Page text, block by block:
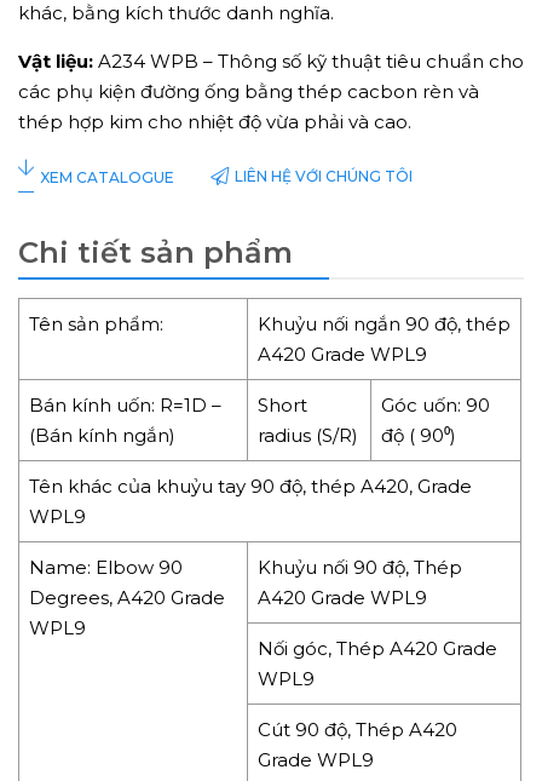
khác, bằng kích thước danh nghĩa.
Vật liệu: A234 WPB – Thông số kỹ thuật tiêu chuẩn cho
các phụ kiện đường ống bằng thép cacbon rèn và
thép hợp kim cho nhiệt độ vừa phải và cao.
XEM CATALOGUE LIÊN HỆ VỚI CHÚNG TÔI
Chi tiết sản phẩm
Tên sản phẩm:
Khuỷu nối ngắn 90 độ, thép
A420 Grade WPL9
Bán kính uốn: R=1D –
(Bán kính ngắn)
Short
radius (S/R)
Góc uốn: 90
độ ( 90⁰)
Tên khác của khuỷu tay 90 độ, thép A420, Grade
WPL9
Name: Elbow 90
Degrees, A420 Grade
WPL9
Khuỷu nối 90 độ, Thép
A420 Grade WPL9
Nối góc, Thép A420 Grade
WPL9
Cút 90 độ, Thép A420
Grade WPL9